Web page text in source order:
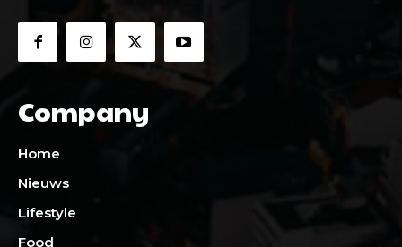
Company
Home
Nieuws
Lifestyle
Food